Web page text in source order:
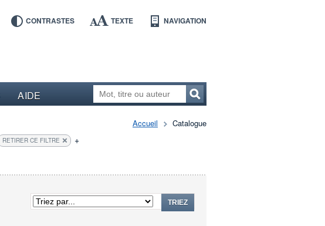
CONTRASTES TEXTE NAVIGATION
AIDE
Accueil Catalogue
RETIRER CE FILTRE
+
TRIEZ